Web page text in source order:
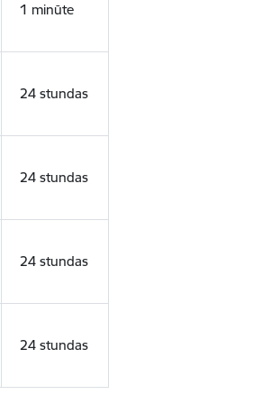
1 minūte
24 stundas
24 stundas
24 stundas
24 stundas